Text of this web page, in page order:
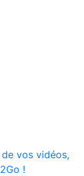
vos vidéos,
!